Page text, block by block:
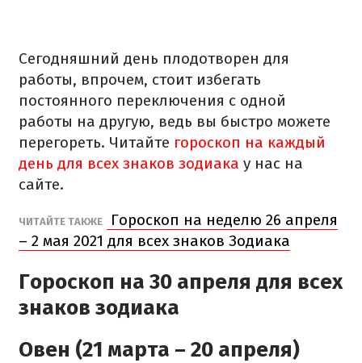
Сегодняшний день плодотворен для
работы, впрочем, стоит избегать
постоянного переключения с одной
работы на другую, ведь вы быстро можете
перегореть. Читайте гороскоп на каждый
день для всех знаков зодиака у нас на
сайте.
ЧИТАЙТЕ ТАКЖЕ
Гороскоп на неделю 26 апреля
– 2 мая 2021 для всех знаков Зодиака
Гороскоп на 30 апреля для всех
знаков зодиака
Овен (21 марта – 20 апреля)